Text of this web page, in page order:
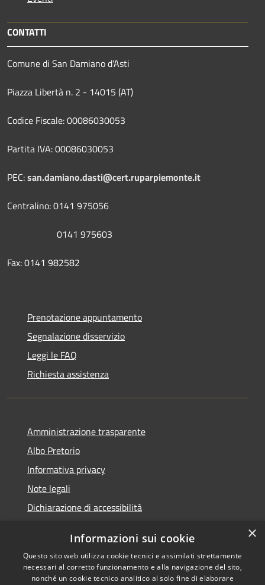
CONTATTI
Comune di San Damiano d'Asti
Piazza Libertà n. 2 - 14015 (AT)
Codice Fiscale: 00086030053
Partita IVA: 00086030053
PEC:san.damiano.dasti@cert.ruparpiemonte.it
Centralino: 0141 975056
0141 975603
Fax: 0141 982582
Prenotazione appuntamento
Segnalazione disservizio
Leggi le FAQ
Richiesta assistenza
Amministrazione trasparente
Albo Pretorio
Informativa privacy
Note legali
Dichiarazione di accessibilità
RSS
Accessibilità
Comune convenzionato
Astigov
×
Informazioni sui cookie
Questo sito web utilizza cookie tecnici e assimilati strettamente
necessari al corretto funzionamento e alla navigazione del sito,
nonché un cookie tecnico analitico al solo fine di elaborare